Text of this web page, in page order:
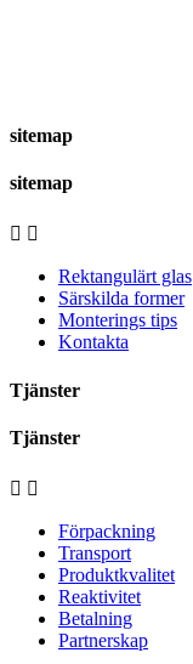
sitemap
sitemap
 
Rektangulärt glas
Särskilda former
Monterings tips
Kontakta
Tjänster
Tjänster
 
Förpackning
Transport
Produktkvalitet
Reaktivitet
Betalning
Partnerskap